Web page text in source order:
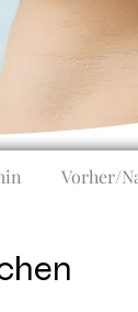
Vorher/